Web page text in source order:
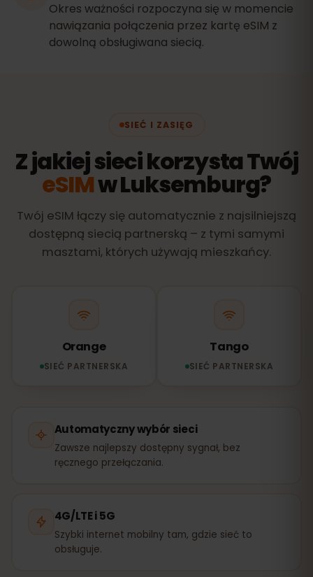
Okres ważności rozpoczyna się w momencie
nawiązania połączenia przez kartę eSIM z
dowolną obsługiwana siecią.
SIEĆ I ZASIĘG
Z jakiej sieci korzysta Twój
eSIMw Luksemburg?
Twój eSIM łączy się automatycznie z najsilniejszą
dostępną siecią partnerską – z tymi samymi
masztami, których używają mieszkańcy.
Orange
SIEĆ PARTNERSKA
Tango
SIEĆ PARTNERSKA
Automatyczny wybór sieci
Zawsze najlepszy dostępny sygnał, bez
ręcznego przełączania.
4G/LTE i 5G
Szybki internet mobilny tam, gdzie sieć to
obsługuje.